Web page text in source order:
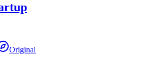
Original